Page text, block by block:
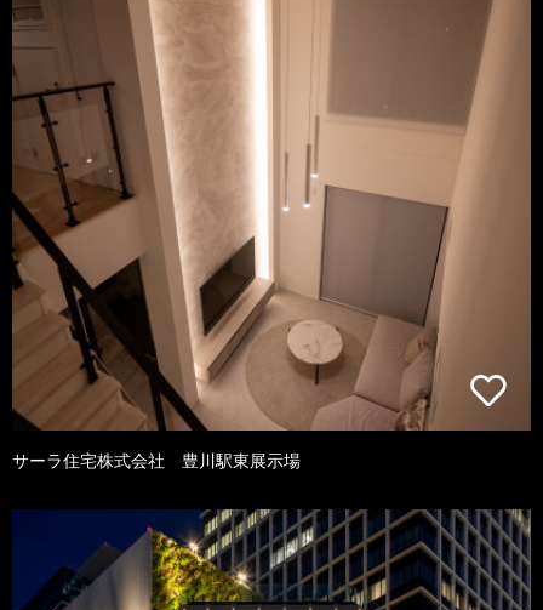
サーラ住宅株式会社 豊川駅東展示場